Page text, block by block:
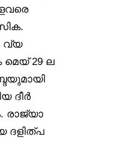
വ്യ
മെയ് 29 ല
ദീർ
രാജ്യാ
ദളിത്പ